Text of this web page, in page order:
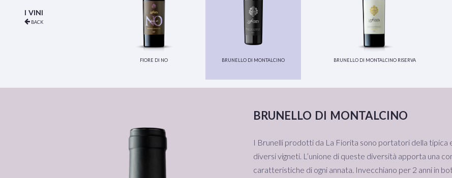
i vini
back
fiore di no brunello di montalcino brunello di montalcino riserva
brunello di montalcino
I Brunelli prodotti da La Fiorita sono portatori della tipica
diversi vigneti. L’unione di queste diversità apporta una
caratteristiche di ogni annata. Invecchiano per 2 anni in